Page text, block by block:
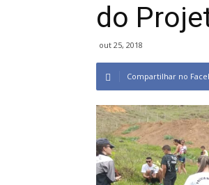
do
out 25, 2018
Compartilhar no